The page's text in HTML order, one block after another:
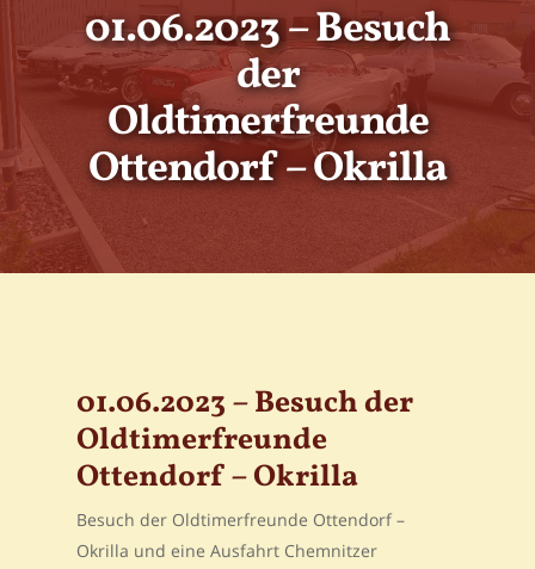
01.06.2023 – Besuch
der
Oldtimerfreunde
Ottendorf – Okrilla
01.06.2023 – Besuch der
Oldtimerfreunde
Ottendorf – Okrilla
Besuch der Oldtimerfreunde Ottendorf –
Okrilla und eine Ausfahrt Chemnitzer